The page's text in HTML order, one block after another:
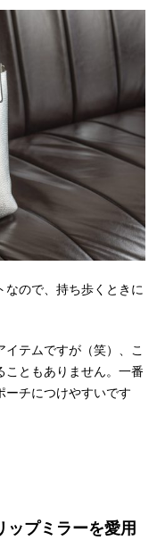
なので、持ち歩くときに
イテムですが（笑）、こ
こともありません。一番
ーチにつけやすいです
ップミラーを愛用